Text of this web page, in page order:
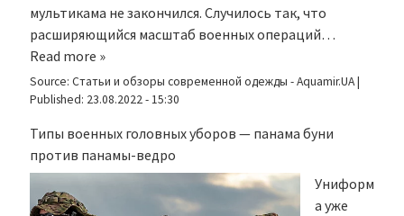
мультикама не закончился. Случилось так, что
расширяющийся масштаб военных операций…
Read more »
Source: Статьи и обзоры современной одежды - Aquamir.UA|
Published: 23.08.2022 - 15:30
Типы военных головных уборов — панама буни
против панамы-ведро
Униформ
а уже